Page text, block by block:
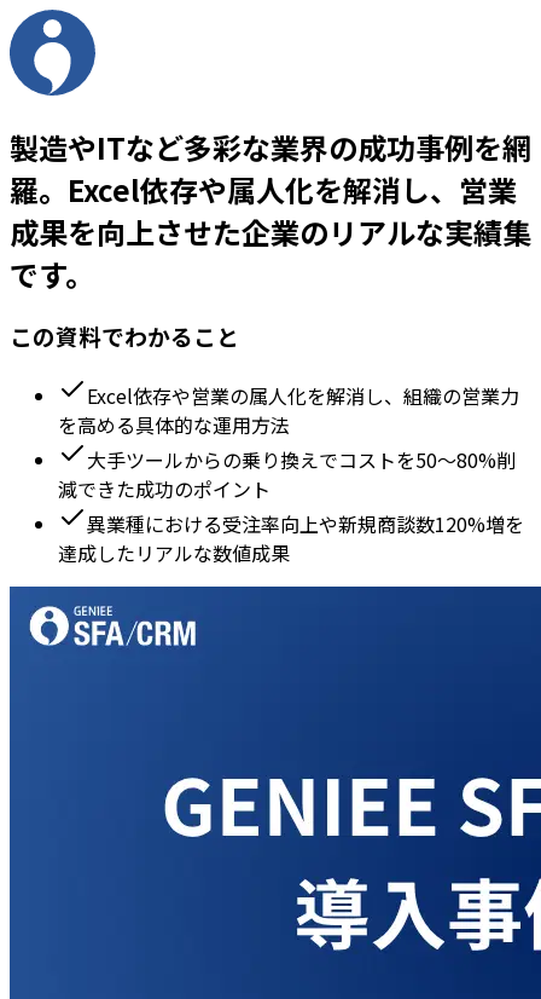
製造やITなど多彩な業界の成功事例を網
羅。Excel依存や属人化を解消し、営業
成果を向上させた企業のリアルな実績集
です。
この資料でわかること
Excel依存や営業の属人化を解消し、組織の営業力
を高める具体的な運用方法
大手ツールからの乗り換えでコストを50〜80%削
減できた成功のポイント
異業種における受注率向上や新規商談数120%増を
達成したリアルな数値成果